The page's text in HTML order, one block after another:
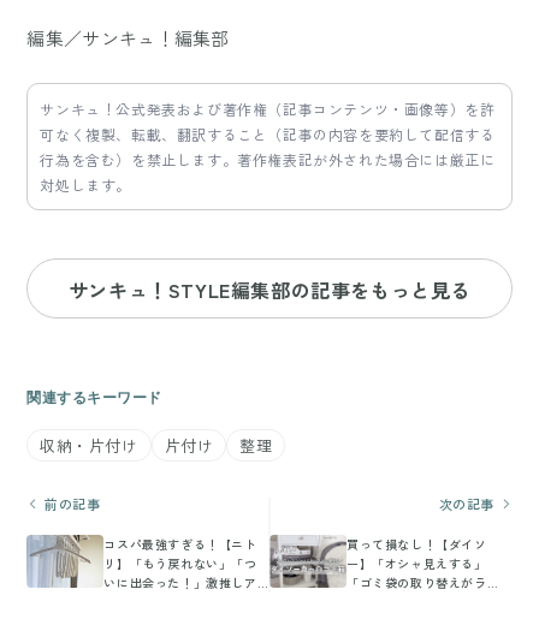
編集／サンキュ！編集部
サンキュ！公式発表および著作権（記事コンテンツ・画像等）を許
可なく複製、転載、翻訳すること（記事の内容を要約して配信する
行為を含む）を禁止します。著作権表記が外された場合には厳正に
対処します。
サンキュ！STYLE編集部の記事をもっと見る
関連するキーワード
収納・片付け 片付け 整理
前の記事
コスパ最強すぎる！【ニト
リ】「もう戻れない」「つ
いに出会った！」激推しア
次の記事
買って損なし！【ダイソ
ー】「オシャ見えする」
「ゴミ袋の取り替えがラ